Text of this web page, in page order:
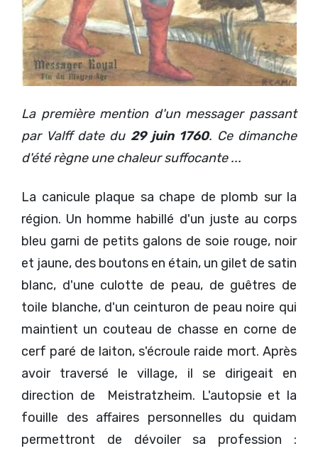
La première mention d'un messager passant
par Valff date du29 juin 1760. Ce dimanche
d'été règne une chaleur suffocante ...
La canicule plaque sa chape de plomb sur la
région. Un homme habillé d'un juste au corps
bleu garni de petits galons de soie rouge, noir
et jaune, des boutons en étain, un gilet de satin
blanc, d'une culotte de peau, de guêtres de
toile blanche, d'un ceinturon de peau noire qui
maintient un couteau de chasse en corne de
cerf paré de laiton, s'écroule raide mort. Après
avoir traversé le village, il se dirigeait en
direction de Meistratzheim. L'autopsie et la
fouille des affaires personnelles du quidam
permettront de dévoiler sa profession :